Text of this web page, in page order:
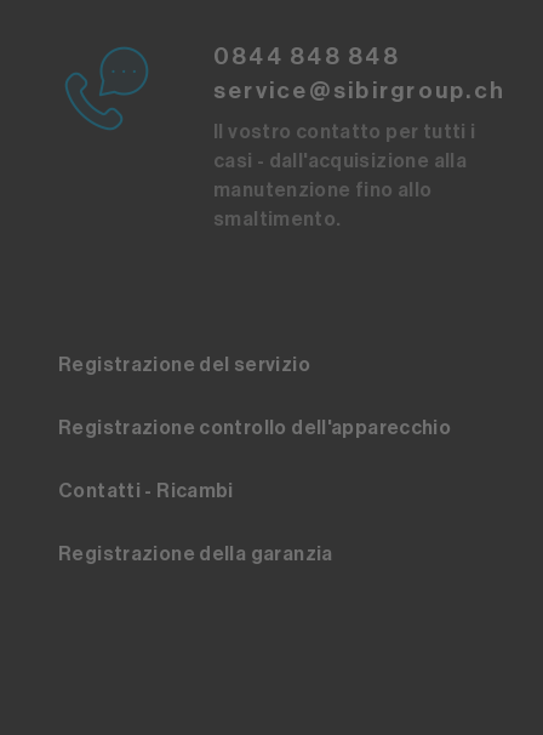
0844 848 848
service@sibirgroup.ch
Il vostro contatto per tutti i
casi - dall'acquisizione alla
manutenzione fino allo
smaltimento.
Registrazione del servizio
Registrazione controllo dell'apparecchio
Contatti - Ricambi
Registrazione della garanzia